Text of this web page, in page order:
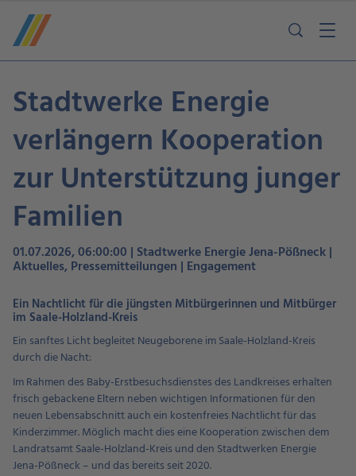
Stadtwerke Energie
verlängern Kooperation
zur Unterstützung junger
Familien
01.07.2026, 06:00:00 | Stadtwerke Energie Jena-Pößneck |
Aktuelles, Pressemitteilungen | Engagement
Ein Nachtlicht für die jüngsten Mitbürgerinnen und Mitbürger
im Saale-Holzland-Kreis
Ein sanftes Licht begleitet Neugeborene im Saale-Holzland-Kreis
durch die Nacht:
Im Rahmen des Baby-Erstbesuchsdienstes des Landkreises erhalten
frisch gebackene Eltern neben wichtigen Informationen für den
neuen Lebensabschnitt auch ein kostenfreies Nachtlicht für das
Kinderzimmer. Möglich macht dies eine Kooperation zwischen dem
Landratsamt Saale-Holzland-Kreis und den Stadtwerken Energie
Jena-Pößneck – und das bereits seit 2020.